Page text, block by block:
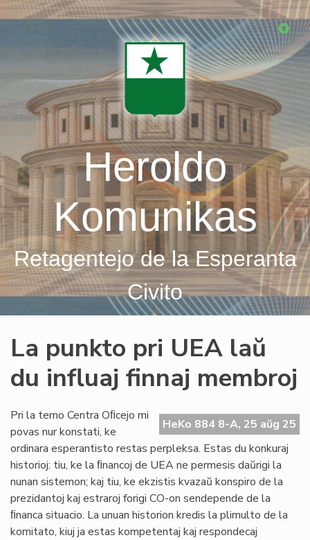
Skip
Heroldo
Komunikas
Retagentejo de la Esperanta
Civito
La punkto pri UEA laŭ
du influaj finnaj membroj
HeKo 884 8-A, 25 aŭg 25
Pri la temo Centra Oﬁcejo mi
povas nur konstati, ke
ordinara esperantisto restas perpleksa. Estas du konkuraj
historioj: tiu, ke la ﬁnancoj de UEA ne permesis daŭrigi la
nunan sistemon; kaj tiu, ke ekzistis kvazaŭ konspiro de la
prezidantoj kaj estraroj forigi CO-on sendepende de la
ﬁnanca situacio. La unuan historion kredis la plimulto de la
komitato, kiuj ja estas kompetentaj kaj respondecaj